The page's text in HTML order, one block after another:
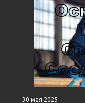
30 мая 2025